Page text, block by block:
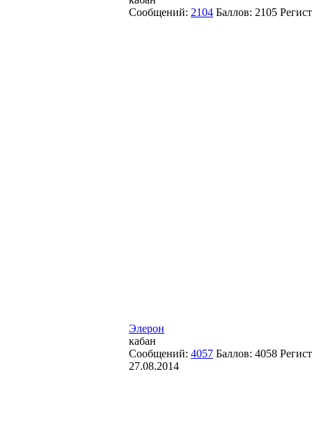
Сообщений: 2104 Баллов: 2105
Элерон
кабан
Сообщений: 4057 Баллов: 4058
27.08.2014